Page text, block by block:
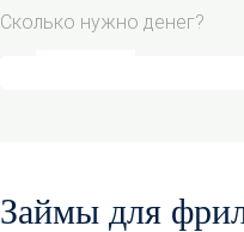
Сколько нужно денег?
Займы для